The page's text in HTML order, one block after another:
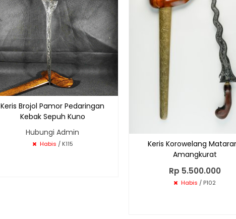
Keris Brojol Pamor Pedaringan
Kebak Sepuh Kuno
Hubungi Admin
Habis / K115
Keris Korowelang
Amangkurat
Rp 5.500.000
Habis / P102